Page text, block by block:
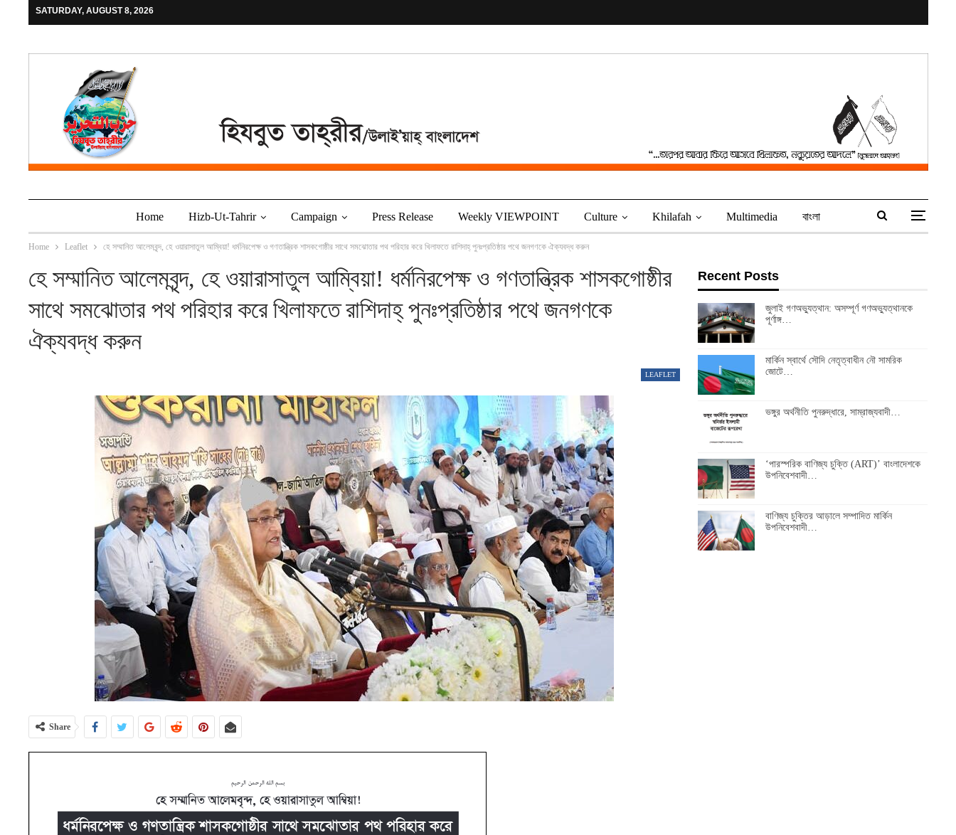
SATURDAY, AUGUST 8, 2026
Home Hizb-Ut-Tahrir Campaign Press Release Weekly VIEWPOINT Culture Khilafah Multimedia বাংলা
Home Leaflet হে সম্মানিত আলেমবৃন্দ, হে ওয়ারাসাতুল আম্বিয়া! ধর্মনিরপেক্ষ ও গণতান্ত্রিক শাসকগোষ্ঠীর সাথে সমঝোতার পথ পরিহার করে খিলাফতে রাশিদাহ্‌ পুনঃপ্রতিষ্ঠার পথে জনগণকে ঐক্যবদ্ধ করুন
হে সম্মানিত আলেমবৃন্দ, হে ওয়ারাসাতুল আম্বিয়া! ধর্মনিরপেক্ষ ও গণতান্ত্রিক শাসকগোষ্ঠীর
সাথে সমঝোতার পথ পরিহার করে খিলাফতে রাশিদাহ্‌ পুনঃপ্রতিষ্ঠার পথে জনগণকে
ঐক্যবদ্ধ করুন
LEAFLET
Share
Recent Posts
জুলাই গণঅভ্যুত্থান: অসম্পূর্ণ গণঅভ্যুত্থানকে
পূর্ণাঙ্গ…
মার্কিন স্বার্থে সৌদি নেতৃত্বাধীন নৌ সামরিক
জোটে…
ভঙ্গুর অর্থনীতি পুনরুদ্ধারে, সাম্রাজ্যবাদী…
‘পারস্পরিক বাণিজ্য চুক্তি (ART)’ বাংলাদেশকে
উপনিবেশবাদী…
বাণিজ্য চুক্তির আড়ালে সম্পাদিত মার্কিন
উপনিবেশবাদী…